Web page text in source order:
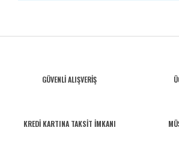
GÜVENLİ ALIŞVERİŞ
KREDİ KARTINA TAKSİT İMKANI